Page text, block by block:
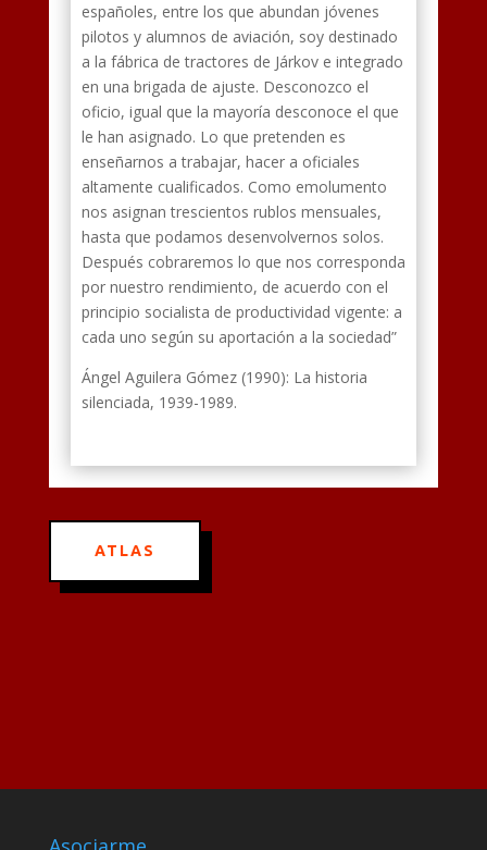
españoles, entre los que abundan jóvenes
pilotos y alumnos de aviación, soy destinado
a la fábrica de tractores de Járkov e integrado
en una brigada de ajuste. Desconozco el
oficio, igual que la mayoría desconoce el que
le han asignado. Lo que pretenden es
enseñarnos a trabajar, hacer a oficiales
altamente cualificados. Como emolumento
nos asignan trescientos rublos mensuales,
hasta que podamos desenvolvernos solos.
Después cobraremos lo que nos corresponda
por nuestro rendimiento, de acuerdo con el
principio socialista de productividad vigente: a
cada uno según su aportación a la sociedad”
Ángel Aguilera Gómez (1990): La historia
silenciada, 1939-1989.
ATLAS